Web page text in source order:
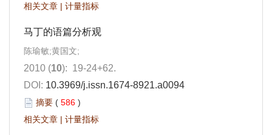
相关文章 | 计量指标
马丁的语篇分析观
陈瑜敏;黄国文;
2010 (10): 19-24+62.
DOI: 10.3969/j.issn.1674-8921.a0094
摘要 ( 586 )
相关文章 | 计量指标